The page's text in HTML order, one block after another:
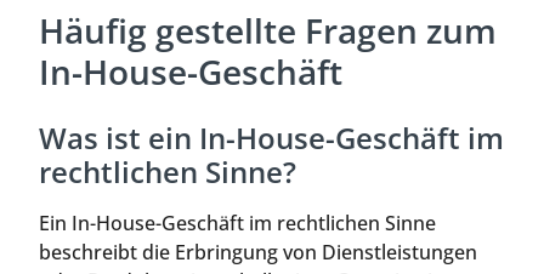
Häufig gestellte Fragen zum
In-House-Geschäft
Was ist ein In-House-Geschäft im
rechtlichen Sinne?
Ein In-House-Geschäft im rechtlichen Sinne
beschreibt die Erbringung von Dienstleistungen